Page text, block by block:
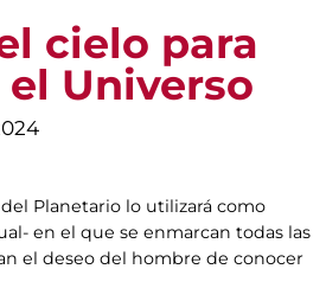
cielo para
Universo
Planetario lo utilizará como
en el que se enmarcan todas las
el deseo del hombre de conocer